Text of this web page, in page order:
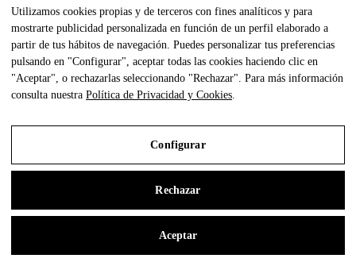
Borja García
Sombrilla circular Brisa
GANDIABLASCO Studio
GANDIABLASCO Studio
Odosdesign
Utilizamos cookies propias y de terceros con fines analíticos y para
mostrarte publicidad personalizada en función de un perfil elaborado a
partir de tus hábitos de navegación. Puedes personalizar tus preferencias
pulsando en "Configurar", aceptar todas las cookies haciendo clic en
"Aceptar", o rechazarlas seleccionando "Rechazar". Para más información
consulta nuestra Política de Privacidad y Cookies.
Configurar
Rechazar
Aceptar